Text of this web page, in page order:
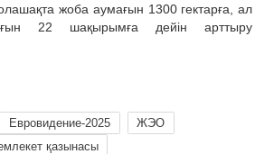
жоба аумағын 1300 гектарға, ал
22 шақырымға дейін арттыру
Евровидение-2025
ЖЭО
қазынасы